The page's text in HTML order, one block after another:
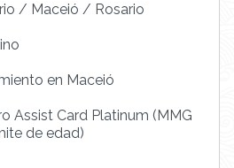
/ Maceió / Rosario
en Maceió
Assist Card Platinum (MMG
de edad)